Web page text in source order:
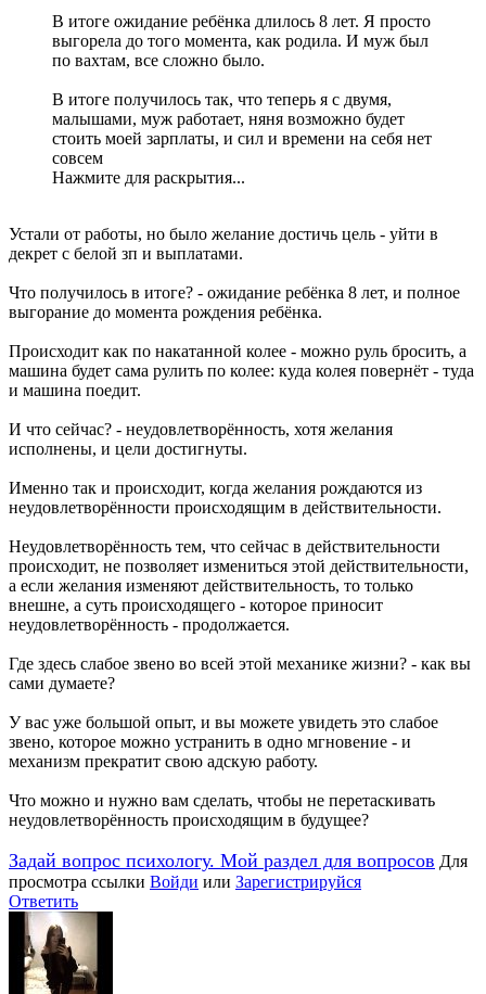
В итоге ожидание ребёнка длилось 8 лет. Я просто
выгорела до того момента, как родила. И муж был
по вахтам, все сложно было.
В итоге получилось так, что теперь я с двумя,
малышами, муж работает, няня возможно будет
стоить моей зарплаты, и сил и времени на себя нет
совсем
Нажмите для раскрытия...
Устали от работы, но было желание достичь цель - уйти в
декрет с белой зп и выплатами.
Что получилось в итоге? - ожидание ребёнка 8 лет, и полное
выгорание до момента рождения ребёнка.
Происходит как по накатанной колее - можно руль бросить, а
машина будет сама рулить по колее: куда колея повернёт - туда
и машина поедит.
И что сейчас? - неудовлетворённость, хотя желания
исполнены, и цели достигнуты.
Именно так и происходит, когда желания рождаются из
неудовлетворённости происходящим в действительности.
Неудовлетворённость тем, что сейчас в действительности
происходит, не позволяет измениться этой действительности,
а если желания изменяют действительность, то только
внешне, а суть происходящего - которое приносит
неудовлетворённость - продолжается.
Где здесь слабое звено во всей этой механике жизни? - как вы
сами думаете?
У вас уже большой опыт, и вы можете увидеть это слабое
звено, которое можно устранить в одно мгновение - и
механизм прекратит свою адскую работу.
Что можно и нужно вам сделать, чтобы не перетаскивать
неудовлетворённость происходящим в будущее?
Задай вопрос психологу. Мой раздел для вопросов Для
просмотра ссылки Войди или Зарегистрируйся
Ответить